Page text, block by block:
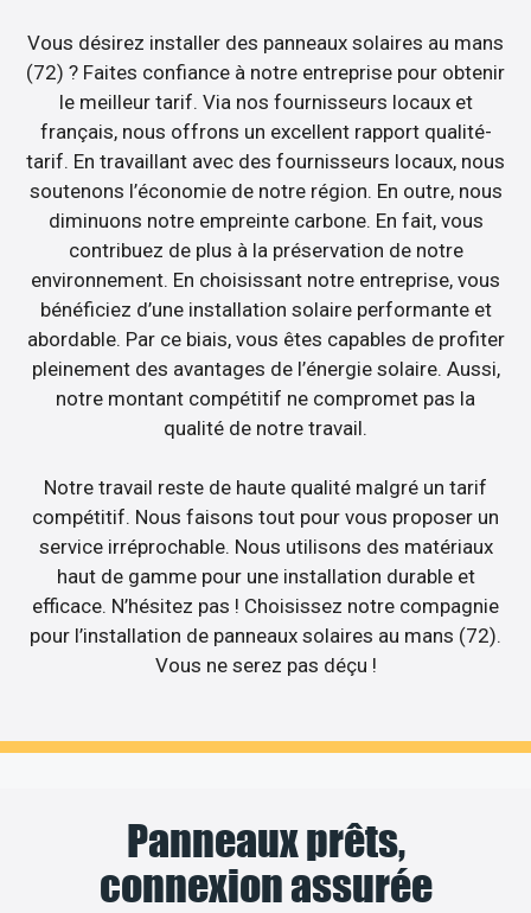
Vous désirez installer des panneaux solaires au mans
(72) ? Faites confiance à notre entreprise pour obtenir
le meilleur tarif. Via nos fournisseurs locaux et
français, nous offrons un excellent rapport qualité-
tarif. En travaillant avec des fournisseurs locaux, nous
soutenons l’économie de notre région. En outre, nous
diminuons notre empreinte carbone. En fait, vous
contribuez de plus à la préservation de notre
environnement. En choisissant notre entreprise, vous
bénéficiez d’une installation solaire performante et
abordable. Par ce biais, vous êtes capables de profiter
pleinement des avantages de l’énergie solaire. Aussi,
notre montant compétitif ne compromet pas la
qualité de notre travail.
Notre travail reste de haute qualité malgré un tarif
compétitif. Nous faisons tout pour vous proposer un
service irréprochable. Nous utilisons des matériaux
haut de gamme pour une installation durable et
efficace. N’hésitez pas ! Choisissez notre compagnie
pour l’installation de panneaux solaires au mans (72).
Vous ne serez pas déçu !
Panneaux prêts,
connexion assurée